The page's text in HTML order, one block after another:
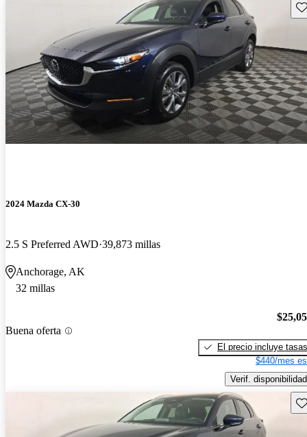
2024 Mazda CX-30
2.5 S Preferred AWD 39,873 millas
Anchorage, AK
32 millas
Buena oferta
El precio incluye tasas
$440/mes
Verif. disponibilidad